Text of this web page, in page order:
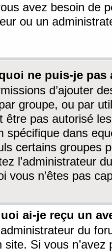
avez besoin de
ou un
ne puis-je
d’ajouter
groupe, ou par
être pas autorisé
spécifique dans
certains groupes
l’administrateur
vous n’êtes pas
ai-je reçu un
du
site. Si vous